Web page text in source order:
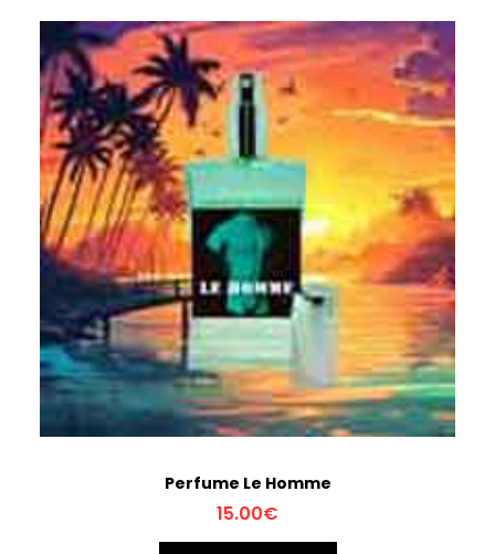
Perfume Le Homme
15.00€